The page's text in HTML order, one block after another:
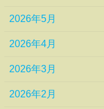
2026年5月
2026年4月
2026年3月
2026年2月